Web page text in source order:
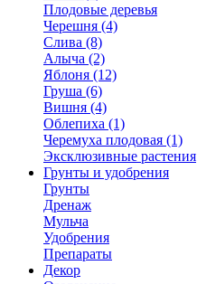
Плодовые деревья
Черешня (4)
Слива (8)
Алыча (2)
Яблоня (12)
Груша (6)
Вишня (4)
Облепиха (1)
Черемуха плодовая (1)
Эксклюзивные растения
Грунты и удобрения
Грунты
Дренаж
Мульча
Удобрения
Препараты
Декор